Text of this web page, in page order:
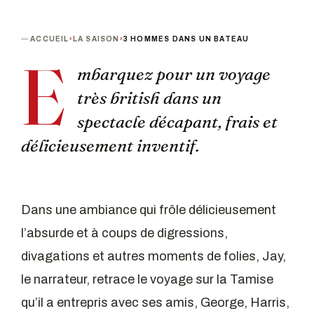
ACCUEIL› LA SAISON ›3 HOMMES DANS UN BATEAU
E
mbarquez pour un voyage
très british dans un
spectacle décapant, frais et
délicieusement inventif.
Dans une ambiance qui frôle délicieusement
l’absurde et à coups de digressions,
divagations et autres moments de folies, Jay,
le narrateur, retrace le voyage sur la Tamise
qu’il a entrepris avec ses amis, George, Harris,